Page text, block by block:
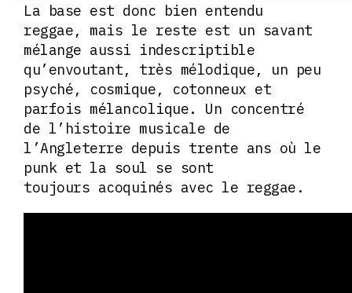
La base est donc bien entendu
reggae, mais le reste est un savant
mélange aussi indescriptible
qu’envoutant, très mélodique, un peu
psyché, cosmique, cotonneux et
parfois mélancolique. Un concentré
de l’histoire musicale de
l’Angleterre depuis trente ans où le
punk et la soul se sont
toujours acoquinés avec le reggae.